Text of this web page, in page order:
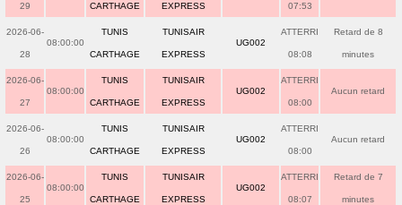
29 CARTHAGE EXPRESS 07:53
2026-06-
28
08:00:00
TUNIS
CARTHAGE
TUNISAIR
EXPRESS
UG002
ATTERRI
08:08
Retard de 8
minutes
2026-06-
27
08:00:00
TUNIS
CARTHAGE
TUNISAIR
EXPRESS
UG002
ATTERRI
08:00
Aucun retard
2026-06-
26
08:00:00
TUNIS
CARTHAGE
TUNISAIR
EXPRESS
UG002
ATTERRI
08:00
Aucun retard
2026-06-
25
08:00:00
TUNIS
CARTHAGE
TUNISAIR
EXPRESS
UG002
ATTERRI
08:07
Retard de 7
minutes